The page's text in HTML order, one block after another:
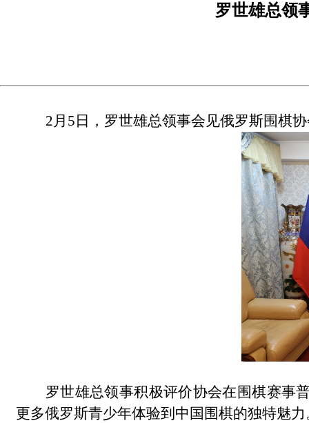
罗世雄总领
2月5日，罗世雄总领事会见俄罗斯围棋
罗世雄总领事积极评价协会在围棋赛事
更多俄罗斯青少年体验到中国围棋的独特魅力